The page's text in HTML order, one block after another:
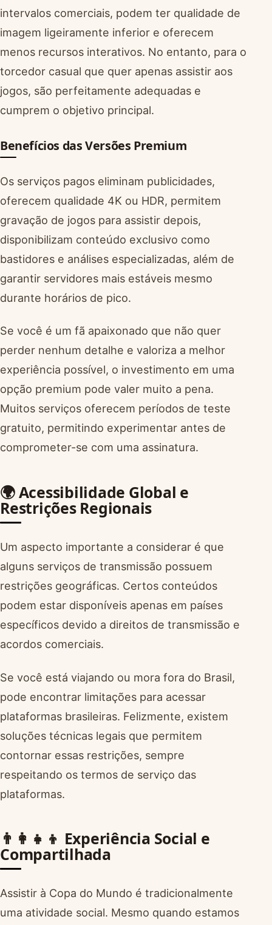
intervalos comerciais, podem ter qualidade de
imagem ligeiramente inferior e oferecem
menos recursos interativos. No entanto, para o
torcedor casual que quer apenas assistir aos
jogos, são perfeitamente adequadas e
cumprem o objetivo principal.
Benefícios das Versões Premium
Os serviços pagos eliminam publicidades,
oferecem qualidade 4K ou HDR, permitem
gravação de jogos para assistir depois,
disponibilizam conteúdo exclusivo como
bastidores e análises especializadas, além de
garantir servidores mais estáveis mesmo
durante horários de pico.
Se você é um fã apaixonado que não quer
perder nenhum detalhe e valoriza a melhor
experiência possível, o investimento em uma
opção premium pode valer muito a pena.
Muitos serviços oferecem períodos de teste
gratuito, permitindo experimentar antes de
comprometer-se com uma assinatura.
🌍 Acessibilidade Global e
Restrições Regionais
Um aspecto importante a considerar é que
alguns serviços de transmissão possuem
restrições geográficas. Certos conteúdos
podem estar disponíveis apenas em países
específicos devido a direitos de transmissão e
acordos comerciais.
Se você está viajando ou mora fora do Brasil,
pode encontrar limitações para acessar
plataformas brasileiras. Felizmente, existem
soluções técnicas legais que permitem
contornar essas restrições, sempre
respeitando os termos de serviço das
plataformas.
👨‍👩‍👧‍👦 Experiência Social e
Compartilhada
Assistir à Copa do Mundo é tradicionalmente
uma atividade social. Mesmo quando estamos